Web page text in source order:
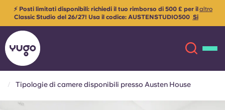
Chi siamo
⚡ Posti limitati disponibili: richiedi il tuo rimborso di 500 £ per il
Classic Studio del 26/27! Usa il codice: AUSTENSTUDIO500 Si
applicano i termini e le condizioni
altro
Tipologie di camere disponibili presso Austen House